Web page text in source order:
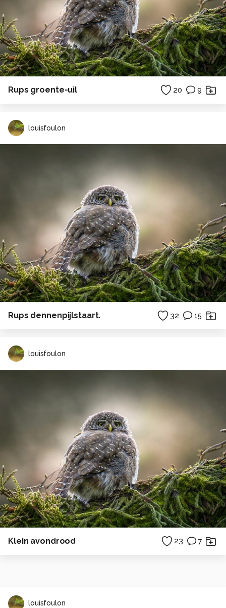
Rups groente-uil 20 9
louisfoulon
Rups dennenpijlstaart. 32 15
louisfoulon
Klein avondrood 23 7
louisfoulon